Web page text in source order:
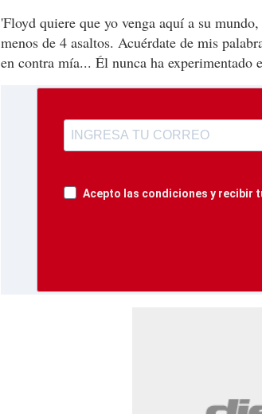
'Floyd quiere que yo venga aquí a su
menos de 4 asaltos. Acuérdate de mis
en contra mía... Él nunca ha experimentado
Acepto las condiciones y recibir